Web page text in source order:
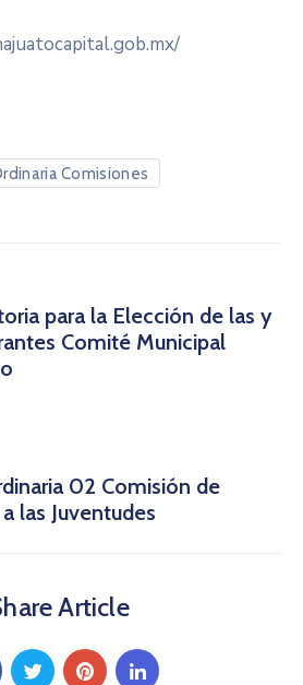
Comisiones
para la Elección de las y
Comité Municipal
02 Comisión de
las Juventudes
Article